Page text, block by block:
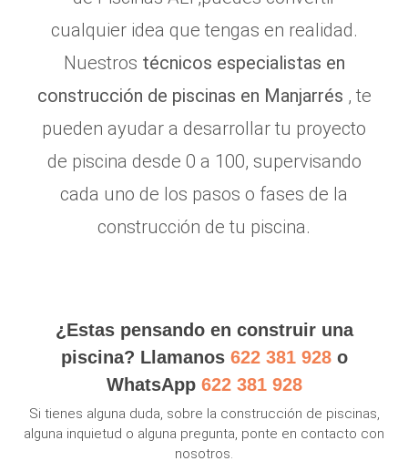
cualquier idea que tengas en realidad.
Nuestros técnicos especialistas en
construcción de piscinas en Manjarrés , te
pueden ayudar a desarrollar tu proyecto
de piscina desde 0 a 100, supervisando
cada uno de los pasos o fases de la
construcción de tu piscina.
¿Estas pensando en construir una
piscina? Llamanos 622 381 928o
WhatsApp 622 381 928
Si tienes alguna duda, sobre la construcción de piscinas,
alguna inquietud o alguna pregunta, ponte en contacto con
nosotros.